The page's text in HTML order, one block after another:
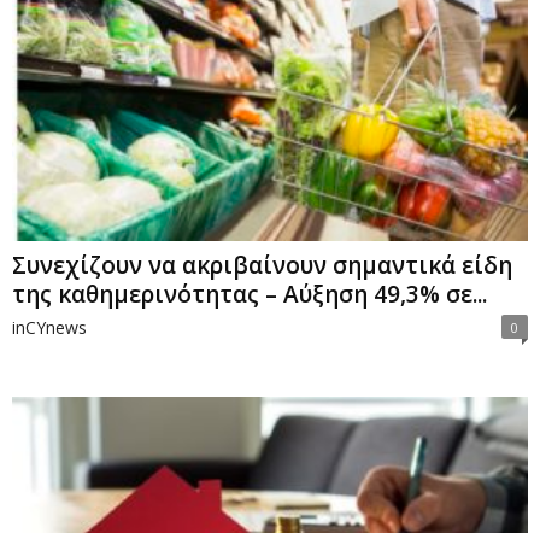
Συνεχίζουν να ακριβαίνουν σημαντικά είδη
της καθημερινότητας – Αύξηση 49,3% σε...
inCYnews 0